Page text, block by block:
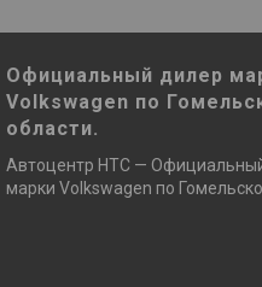
Официальный дилер
Volkswagen по
области.
Автоцентр НТС —
марки Volkswagen по